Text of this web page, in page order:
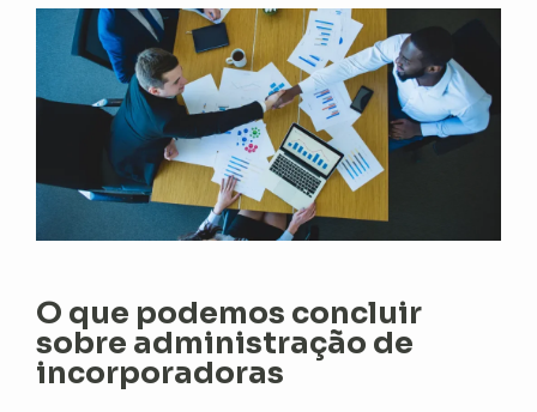
O que podemos concluir
sobre administração de
incorporadoras